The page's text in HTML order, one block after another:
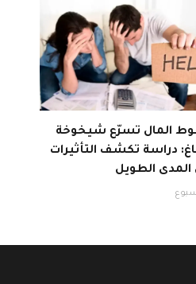
المال تسرّع شيخوخة
دراسة تكشف التأثيرات
المدى الطويل